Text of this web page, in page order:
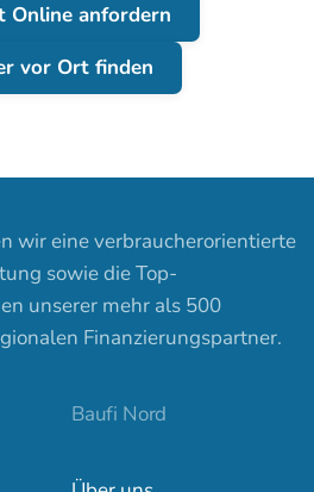
Online anfordern
vor Ort finden
wir eine verbraucherorientierte
sowie die Top-
unserer mehr als 500
Finanzierungspartner.
Baufi Nord